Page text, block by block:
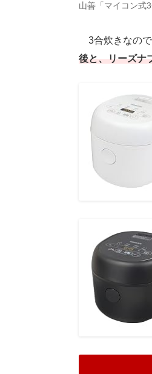
山善「マイコン式3
3合炊きなので
後と、リーズナ